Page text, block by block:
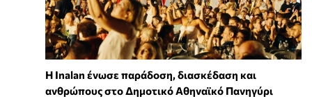
Η Inalan ένωσε παράδοση, διασκέδαση και
ανθρώπους στο Δημοτικό Αθηναϊκό Πανηγύρι